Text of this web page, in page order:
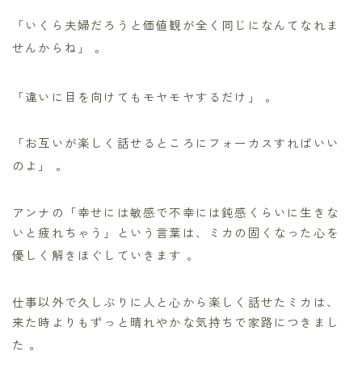
「いくら夫婦だろうと価値観が全く同じになんてなれま
せんからね」 。
「違いに目を向けてもモヤモヤするだけ」 。
「お互いが楽しく話せるところにフォーカスすればいい
のよ」 。
アンナの「幸せには敏感で不幸には鈍感くらいに生きな
いと疲れちゃう」という言葉は、ミカの固くなった心を
優しく解きほぐしていきます 。
仕事以外で久しぶりに人と心から楽しく話せたミカは、
来た時よりもずっと晴れやかな気持ちで家路につきまし
た 。